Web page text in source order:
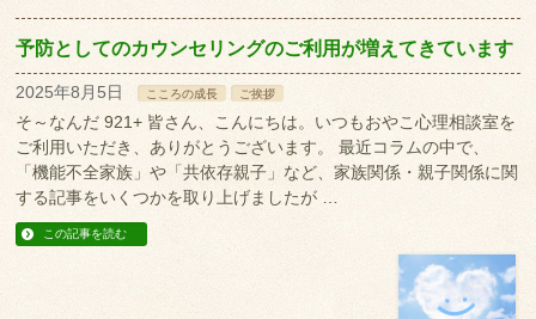
予防としてのカウンセリングのご利用が増えてきています
2025年8月5日 こころの成長 ご挨拶
そ～なんだ 921+ 皆さん、こんにちは。いつもおやこ心理相談室を
ご利用いただき、ありがとうございます。 最近コラムの中で、
「機能不全家族」や「共依存親子」など、家族関係・親子関係に関
する記事をいくつかを取り上げましたが …
この記事を読む